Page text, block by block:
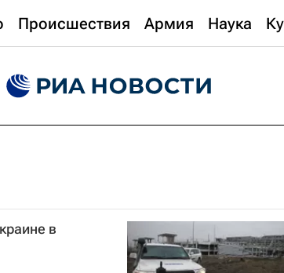
Происшествия Армия Наука
в